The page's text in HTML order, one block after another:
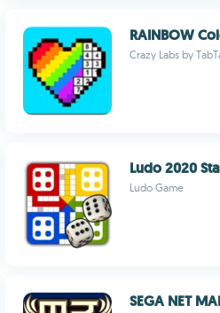
RAINBOW
Crazy Labs by
Ludo 2020
Ludo Game
SEGA NET